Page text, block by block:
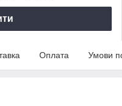
Оплата Умови